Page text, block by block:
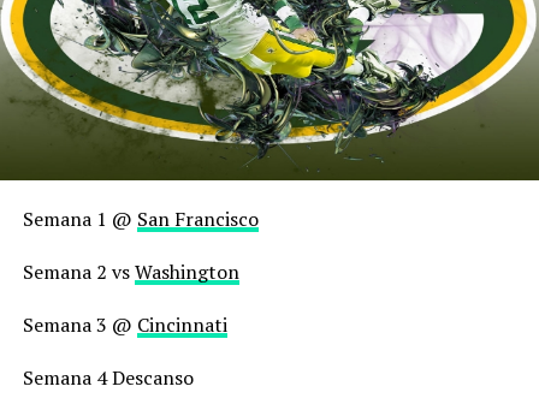
Semana 1 @ San Francisco
Semana 2 vsWashington
Semana 3 @ Cincinnati
Semana 4 Descanso